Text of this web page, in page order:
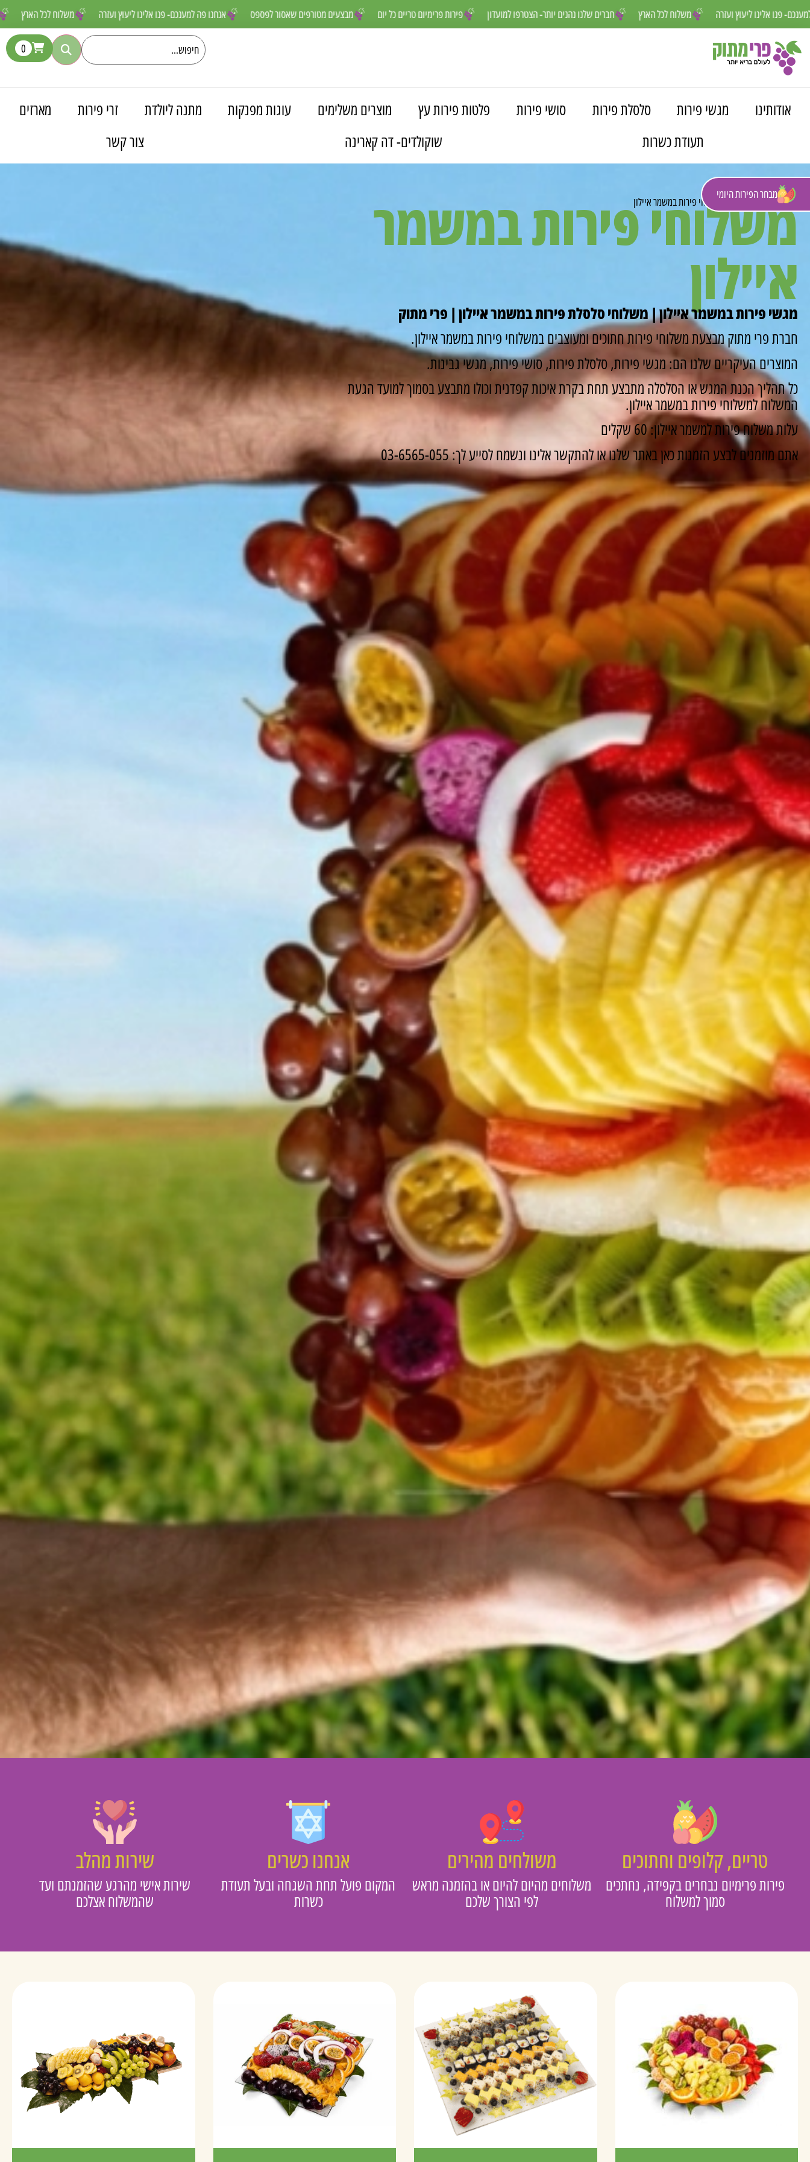
משלוח אנחנו פה למענכם- פנו אלינו ליעוץ ועזרה מבצעים מטורפים שאסור לפספס פירות פרימיום טריים כל יום חברים שלנו נהנים יותר- הצטרפו למועדון משלוח לכל הארץ אנחנו פה למענכם- פנו אלינו ליעוץ ועזרה
מבחר הפירות היומי
0
אודותינו מגשי פירות סלסלת פירות סושי פירות פלטות פירות עץ מוצרים משלימים עוגות מפנקות מתנה ליולדת זרי פירות
מארזים
תעודת כשרות
שוקולדים- דה קארינה צור קשר
פרי מתוק» משלוחים»משלוחי פירות במשמר איילון
משלוחי פירות במשמר
איילון
מגשי פירות במשמר איילון | משלוחי סלסלת פירות במשמר איילון | פרי מתוק
חברת פרי מתוק מבצעת משלוחי פירות חתוכים ומעוצבים במשלוחי פירות במשמר איילון.
המוצרים העיקריים שלנו הם: מגשי פירות, סלסלת פירות, סושי פירות, מגשי גבינות.
כל תהליך הכנת המגש או הסלסלה מתבצע תחת בקרת איכות קפדנית וכולו מתבצע בסמוך למועד הגעת
המשלוח למשלוחי פירות במשמר איילון.
עלות משלוח פירות למשמר איילון: 60 שקלים
אתם מוזמנים לבצע הזמנות כאן באתר שלנו או להתקשר אלינו ונשמח לסייע לך: 03-6565-055
טריים, קלופים וחתוכים
פירות פרימיום נבחרים בקפידה, נחתכים
סמוך למשלוח
משולחים מהירים
משלוחים מהיום להיום או בהזמנה מראש
לפי הצורך שלכם
אנחנו כשרים
המקום פועל תחת השגחה ובעל תעודת
כשרות
שירות מהלב
שירות אישי מהרגע שהזמנתם ועד
שהמשלוח אצלכם